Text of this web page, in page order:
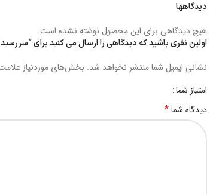
دیدگاهها
هیچ دیدگاهی برای این محصول نوشته نشده است.
اولین نفری باشید که دیدگاهی را ارسال می کنید برای “سررسید
نشانی ایمیل شما منتشر نخواهد شد. بخش‌های موردنیاز
امتیاز شما
دیدگاه شما*